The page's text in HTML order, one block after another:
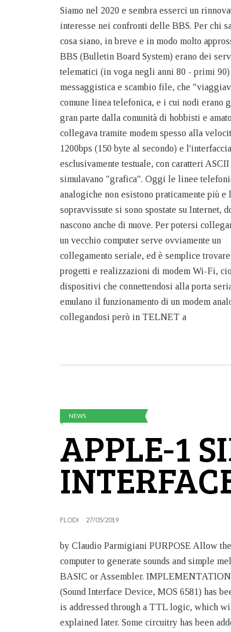
Siamo nel 2020 e sembra esserci un
interesse nei confronti delle BBS. Per chi
cosa siano, in breve e in modo molto
BBS (Bulletin Board System) erano dei
telematici (in voga negli anni 80 - primi 90)
messaggistica e scambio file, che
comune linea telefonica, e i cui nodi erano
gran parte dalla comunità di hobbisti e
collegava tramite modem spesso alla
1200bps (150 byte al secondo) e
esclusivamente testuale, con caratteri ASCII
simulavano "grafica". Oggi le linee
analogiche non esistono praticamente più e
sopravvissute si sono spostate su Internet,
nascono anche di nuove. Per potersi
un vecchio computer serve ovviamente un
collegamento seriale, ed è semplice
progetti e realizzazioni di modem Wi-Fi,
dispositivi che connettendosi alla porta
emulano il funzionamento di un modem
collegandosi però in TELNET a
NEWS
APPLE-1
FLODI 27/05/2019
by Claudio Parmigiani PURPOSE Allow
computer to generate sounds and simple
BASIC or Assembler.
(Sound Interface Device, MOS 6581) has
is addressed through a TTL logic, which
explained later. Some circuitry has been